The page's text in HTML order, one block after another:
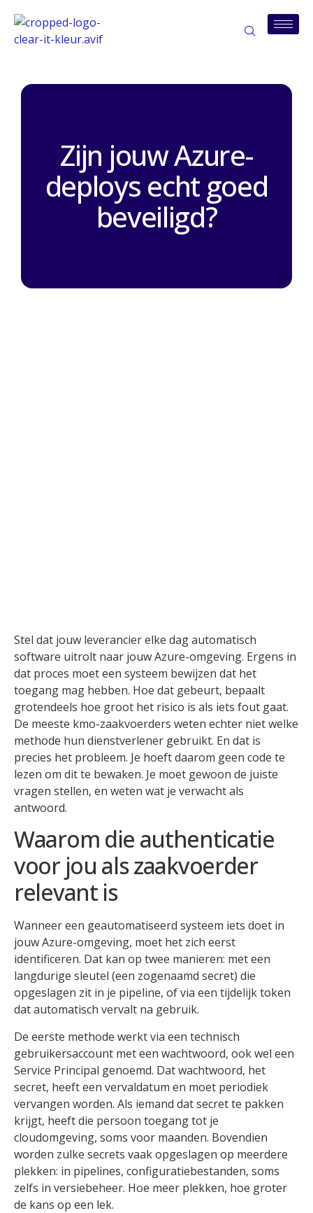
Zijn jouw Azure-
deploys echt goed
beveiligd?
Stel dat jouw leverancier elke dag automatisch
software uitrolt naar jouw Azure-omgeving. Ergens in
dat proces moet een systeem bewijzen dat het
toegang mag hebben. Hoe dat gebeurt, bepaalt
grotendeels hoe groot het risico is als iets fout gaat.
De meeste kmo-zaakvoerders weten echter niet welke
methode hun dienstverlener gebruikt. En dat is
precies het probleem. Je hoeft daarom geen code te
lezen om dit te bewaken. Je moet gewoon de juiste
vragen stellen, en weten wat je verwacht als
antwoord.
Waarom die authenticatie
voor jou als zaakvoerder
relevant is
Wanneer een geautomatiseerd systeem iets doet in
jouw Azure-omgeving, moet het zich eerst
identificeren. Dat kan op twee manieren: met een
langdurige sleutel (een zogenaamd secret) die
opgeslagen zit in je pipeline, of via een tijdelijk token
dat automatisch vervalt na gebruik.
De eerste methode werkt via een technisch
gebruikersaccount met een wachtwoord, ook wel een
Service Principal genoemd. Dat wachtwoord, het
secret, heeft een vervaldatum en moet periodiek
vervangen worden. Als iemand dat secret te pakken
krijgt, heeft die persoon toegang tot je
cloudomgeving, soms voor maanden. Bovendien
worden zulke secrets vaak opgeslagen op meerdere
plekken: in pipelines, configuratiebestanden, soms
zelfs in versiebeheer. Hoe meer plekken, hoe groter
de kans op een lek.